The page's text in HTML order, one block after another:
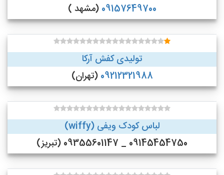
09157649700 (مشهد )
تولیدی کفش آرکا
09212321988 (تهران)
لباس کودک ویفی (wiffy)
09145454750 _ 09355601147 (تبریز)